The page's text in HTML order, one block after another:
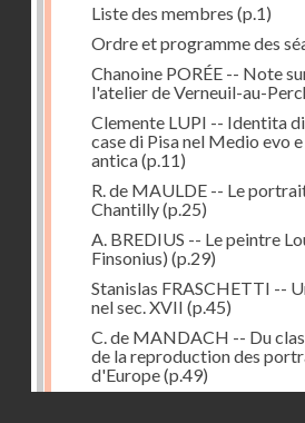
Liste des membres (p.1)
Ordre et programme des
Chanoine PORÉE -- Note
l'atelier de Verneuil-au-
Clemente LUPI -- Identita
case di Pisa nel Medio evo
antica(p.11)
R. de MAULDE -- Le
Chantilly(p.25)
A. BREDIUS -- Le peintre
Finsonius) (p.29)
Stanislas FRASCHETTI --
nel sec. XVII (p.45)
C. de MANDACH -- Du
de la reproduction des
d'Europe(p.49)